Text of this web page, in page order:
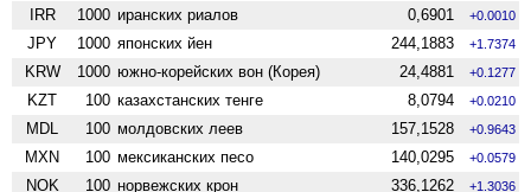
IRR 1000 иранских риалов 0,6901 +0.0010
JPY 1000 японских йен 244,1883 +1.7374
KRW 1000 южно-корейских вон (Корея) 24,4881 +0.1277
KZT 100 казахстанских тенге 8,0794 +0.0210
MDL 100 молдовских леев 157,1528 +0.9643
MXN 100 мексиканских песо 140,0295 +0.0579
NOK 100 норвежских крон 336,1262 +1.3036